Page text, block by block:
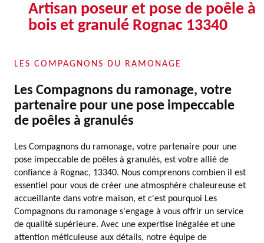
Artisan poseur et pose de poêle à
bois et granulé Rognac 13340
LES COMPAGNONS DU RAMONAGE
Les Compagnons du ramonage, votre
partenaire pour une pose impeccable
de poêles à granulés
Les Compagnons du ramonage, votre partenaire pour une
pose impeccable de poêles à granulés, est votre allié de
confiance à Rognac, 13340. Nous comprenons combien il est
essentiel pour vous de créer une atmosphère chaleureuse et
accueillante dans votre maison, et c'est pourquoi Les
Compagnons du ramonage s'engage à vous offrir un service
de qualité supérieure. Avec une expertise inégalée et une
attention méticuleuse aux détails, notre équipe de